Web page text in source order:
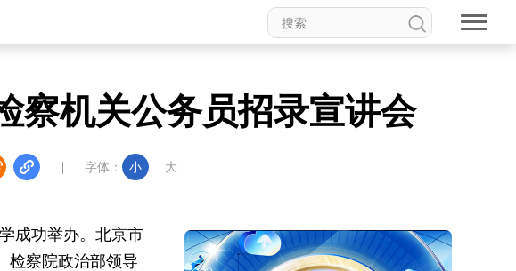
察机关公务员招录宣讲会
字体： 小 大
成功举办。北京市
检察院政治部领导